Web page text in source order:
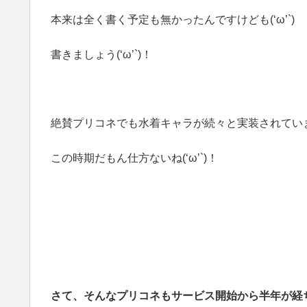
本来は全く書く予定も無かったんですけども(‘ω’`)
書きましょう(‘ω’`)！
絶賛プリコネでも水着キャラが続々と実装されてい
この時期だもん仕方ないね(‘ω’`)！
さて、そんなプリコネもサービス開始から半年が経